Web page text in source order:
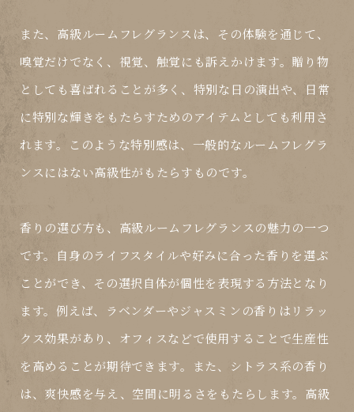
また、高級ルームフレグランスは、その体験を通じて、
嗅覚だけでなく、視覚、触覚にも訴えかけます。贈り物
としても喜ばれることが多く、特別な日の演出や、日常
に特別な輝きをもたらすためのアイテムとしても利用さ
れます。このような特別感は、一般的なルームフレグラ
ンスにはない高級性がもたらすものです。
香りの選び方も、高級ルームフレグランスの魅力の一つ
です。自身のライフスタイルや好みに合った香りを選ぶ
ことができ、その選択自体が個性を表現する方法となり
ます。例えば、ラベンダーやジャスミンの香りはリラッ
クス効果があり、オフィスなどで使用することで生産性
を高めることが期待できます。また、シトラス系の香り
は、爽快感を与え、空間に明るさをもたらします。高級